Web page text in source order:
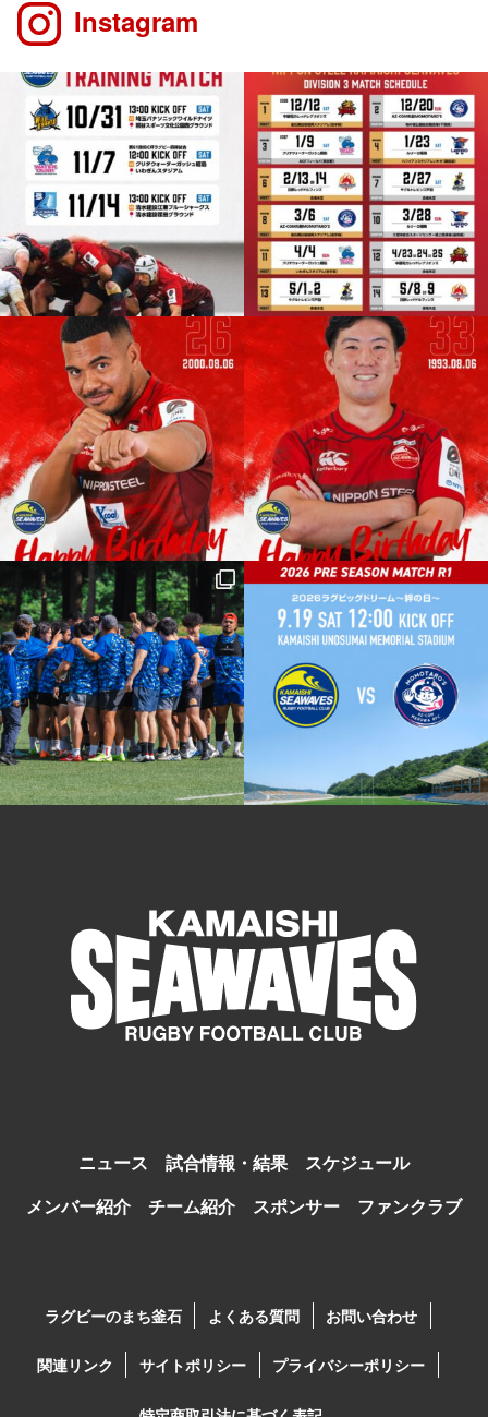
Instagram
ニュース 試合情報・結果
スケジュール
メンバー紹介
チーム紹介 スポンサー ファンクラブ
ラグビーのまち釜石 よくある質問 お問い合わせ
関連リンク サイトポリシー プライバシーポリシー